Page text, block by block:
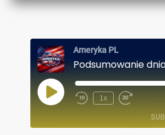
Ameryka PL
Podsumowanie
P
L
1x